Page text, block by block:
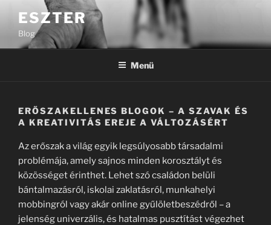
Tartalomhoz
ESZTER
Blog
Menü
ERŐSZAKELLENES BLOGOK – A SZAVAK ÉS
A KREATIVITÁS EREJE A VÁLTOZÁSÉRT
Az erőszak a világ egyik legsúlyosabb társadalmi
problémája, amely sajnos minden korosztályt és
közösséget érinthet. Lehet szó családon belüli
bántalmazásról, iskolai zaklatásról, munkahelyi
mobbingról vagy akár online gyűlöletbeszédről – a
jelenség univerzális, és hatalmas pusztítást végezhet